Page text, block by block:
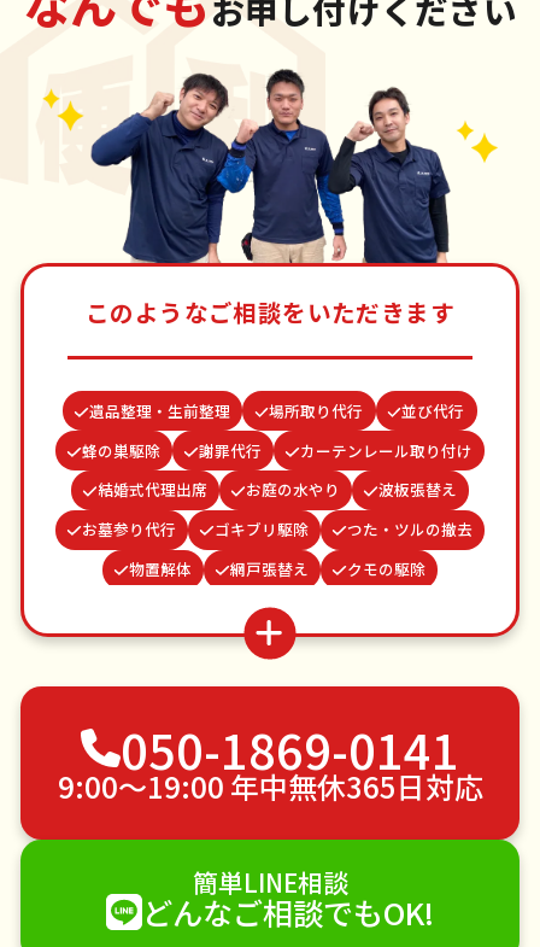
このようなご相談をいただきます
遺品整理・生前整理 場所取り代行
並び代行
蜂の巣駆除
謝罪代行
カーテンレール取り付け
結婚式代理出席
お庭の水やり
波板張替え
お墓参り代行
ゴキブリ駆除
つた・ツルの撤去
物置解体
網戸張替え
クモの駆除
雨どい修理・掃除
買い物代行
家具組立
水道パッキン交換
不用品回収
ゴミ屋敷片付け
草刈り・草むしり
植木の伐採
手すり取り付け
ペットのお世話
エアコンクリーニング
DIY・日曜大工
ハウスクリーニング
雪かき・雪下ろし
電球交換
襖（ふすま）の張替え
空き家管理
害獣駆除
防草シート施工
ナメクジ駆除
050-1869-0141
9:00〜19:00 年中無休365日対応
簡単LINE相談
どんなご相談でもOK!